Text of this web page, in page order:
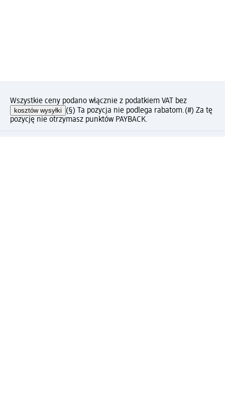
Wszystkie ceny podano włącznie z podatkiem VAT bez
kosztów wysyłki (§) Ta pozycja nie podlega rabatom.(#) Za tę
pozycję nie otrzymasz punktów PAYBACK.